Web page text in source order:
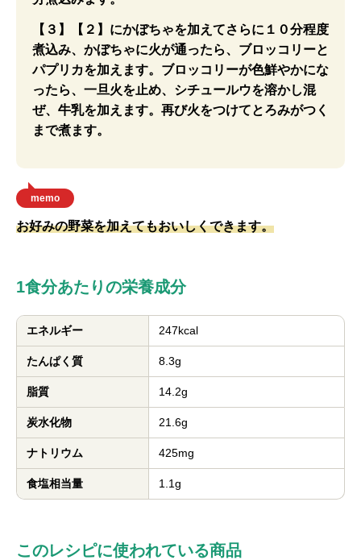
【３】【２】にかぼちゃを加えてさらに１０分程度
煮込み、かぼちゃに火が通ったら、ブロッコリーと
パプリカを加えます。ブロッコリーが色鮮やかにな
ったら、一旦火を止め、シチュールウを溶かし混
ぜ、牛乳を加えます。再び火をつけてとろみがつく
まで煮ます。
memo
お好みの野菜を加えてもおいしくできます。
1食分あたりの栄養成分
エネルギー 247kcal
たんぱく質 8.3g
脂質 14.2g
炭水化物 21.6g
ナトリウム 425mg
食塩相当量 1.1g
このレシピに使われている商品